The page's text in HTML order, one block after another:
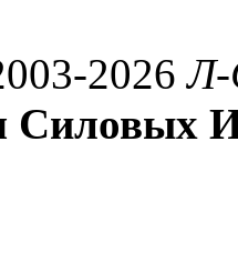
2026
Силовых